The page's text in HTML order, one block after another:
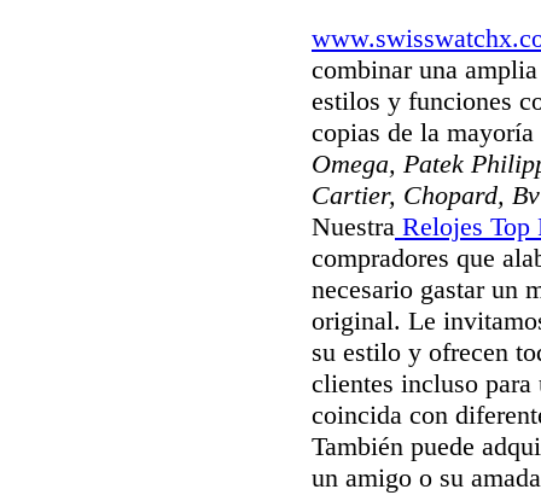
combinar una
estilos y funciones
copias de la
Omega, Patek
Cartier, Chopard,
Nuestra Relojes Top
compradores que
necesario gastar un
original. Le
su estilo y ofrecen
clientes incluso para
coincida con
También puede
un amigo o su